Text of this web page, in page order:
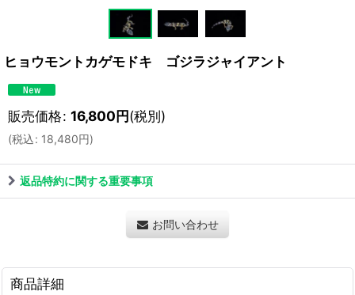
ヒョウモントカゲモドキ ゴジラジャイアント
販売価格: 16,800円(税別)
(税込: 18,480円)
返品特約に関する重要事項
お問い合わせ
商品詳細